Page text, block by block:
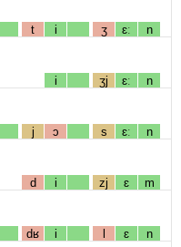
t i ʒ ɛː n
i ʒj ɛː n
j ɔ s ɛː n
d i zj ɛ m
dʁ i l ɛ n